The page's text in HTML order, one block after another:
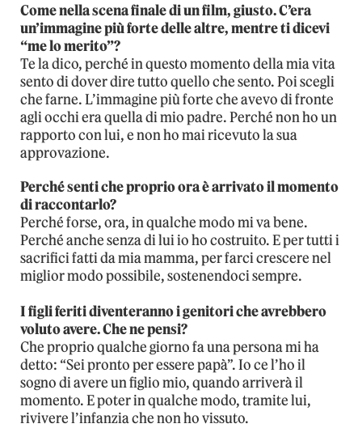
Come nella scena finale di un film, giusto. C’era
un’immagine più forte delle altre, mentre ti dicevi
“me lo merito”?
Te la dico, perché in questo momento della mia vita
sento di dover dire tutto quello che sento. Poi scegli
che farne. L’immagine più forte che avevo di fronte
agli occhi era quella di mio padre. Perché non ho un
rapporto con lui, e non ho mai ricevuto la sua
approvazione.
Perché senti che proprio ora è arrivato il momento
di raccontarlo?
Perché forse, ora, in qualche modo mi va bene.
Perché anche senza di lui io ho costruito. E per tutti i
sacrifici fatti da mia mamma, per farci crescere nel
miglior modo possibile, sostenendoci sempre.
I figli feriti diventeranno i genitori che avrebbero
voluto avere. Che ne pensi?
Che proprio qualche giorno fa una persona mi ha
detto: “Sei pronto per essere papà”. Io ce l’ho il
sogno di avere un figlio mio, quando arriverà il
momento. E poter in qualche modo, tramite lui,
rivivere l’infanzia che non ho vissuto.